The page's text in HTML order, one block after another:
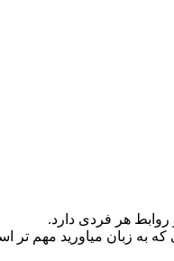
روابط هر فردی دارد.
به زبان میاورید مهم تر